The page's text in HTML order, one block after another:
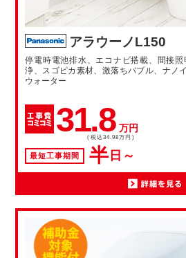
アラウーノL150
停電時電池排水、エコナビ搭載、間接照
浄、スゴピカ素材、激落ちバブル、ナノ
ウォーター
31.8 万円
(税込34.98万円)
最短工事期間 半 日～